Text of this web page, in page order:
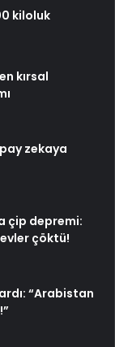
kiloluk
kırsal
zekaya
çip depremi:
çöktü!
“Arabistan